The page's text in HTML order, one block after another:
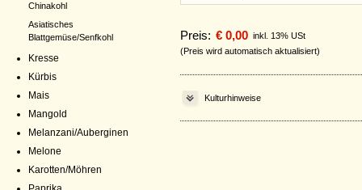
Chinakohl
Asiatisches
Blattgemüse/Senfkohl
Kresse
Kürbis
Mais
Mangold
Melanzani/Auberginen
Melone
Karotten/Möhren
Preis: € 0,00 inkl. 13% USt
(Preis wird automatisch aktualisiert)
Kulturhinweise